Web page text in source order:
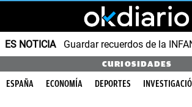
ES NOTICIA Guardar recuerdos de la
CURIOSIDADES
ESPAÑA ECONOMÍA DEPORTES